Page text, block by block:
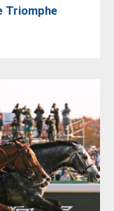
Triomphe